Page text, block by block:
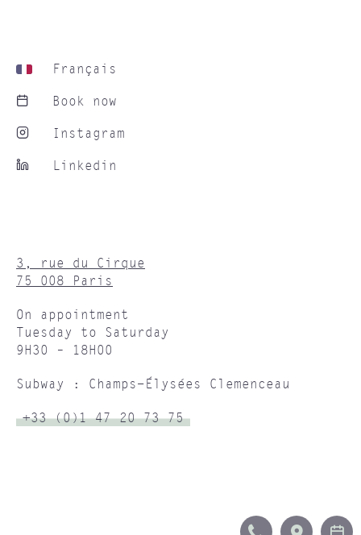
Français
Book now
Instagram
Linkedin
3, rue du Cirque
75 008 Paris
On appointment
Tuesday to Saturday
9H30 – 18H00
Subway : Champs-Élysées Clemenceau
+33 (0)1 47 20 73 75
CALL